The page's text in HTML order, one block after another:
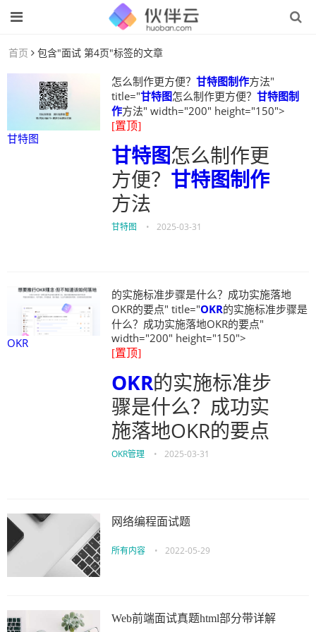
首页 包含"面试 第4页"标签的文章
甘特图
怎么制作更方便？ 甘特图制作方法"
title="甘特图怎么制作更方便？ 甘特图制
作方法" width="200" height="150">
[置顶]
甘特图怎么制作更
方便？ 甘特图制作
方法
甘特图 • 2025-03-31
OKR
的实施标准步骤是什么？成功实施落地
OKR的要点" title="OKR的实施标准步骤是
什么？成功实施落地OKR的要点"
width="200" height="150">
[置顶]
OKR的实施标准步
骤是什么？成功实
施落地OKR的要点
OKR管理 • 2025-03-31
网络编程面试题
所有内容 • 2022-05-29
Web前端面试真题html部分带详解